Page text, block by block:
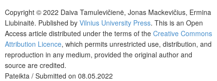
Copyright © 2022 Daiva Tamulevičienė, Jonas Mackevičius, Ermina
Liubinaitė. Published by Vilnius University Press. This is an Open
Access article distributed under the terms of the Creative Commons
Attribution Licence, which permits unrestricted use, distribution, and
reproduction in any medium, provided the original author and
source are credited.
Pateikta / Submitted on 08.05.2022